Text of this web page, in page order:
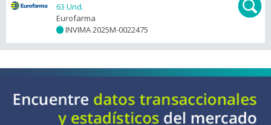
63 Und.
Eurofarma
INVIMA 2025M-0022475